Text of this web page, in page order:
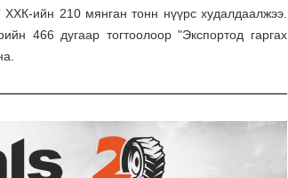
ийн 210 мянган тонн нүүрс худалдаалжээ.
466 дугаар тогтоолоор "Экспортод гаргах